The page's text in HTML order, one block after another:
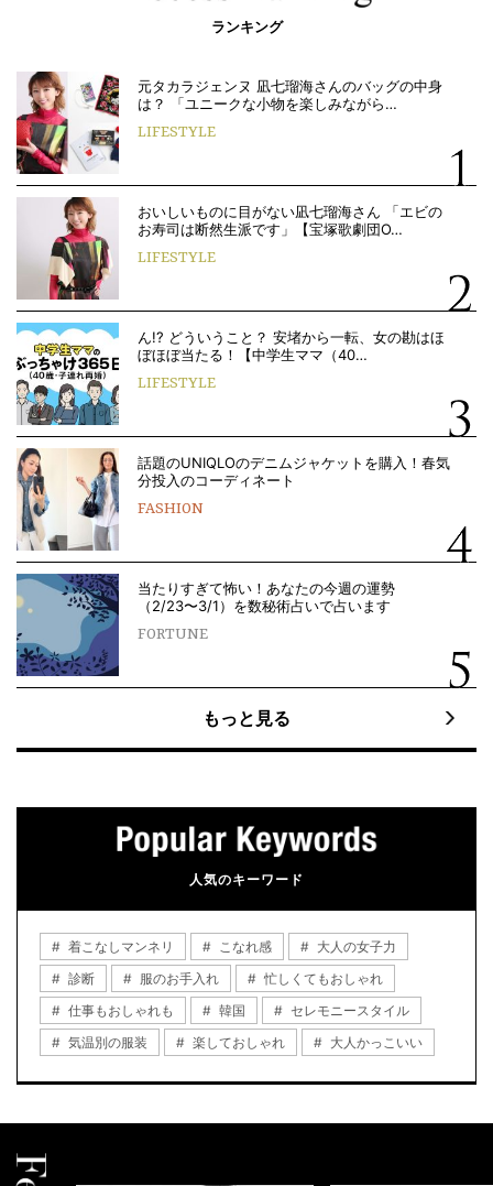
ランキング
元タカラジェンヌ 凪七瑠海さんのバッグの中身
は？ 「ユニークな小物を楽しみながら…
LIFESTYLE
おいしいものに目がない凪七瑠海さん 「エビの
お寿司は断然生派です」【宝塚歌劇団O…
LIFESTYLE
ん!? どういうこと？ 安堵から一転、女の勘はほ
ぼほぼ当たる！【中学生ママ（40…
LIFESTYLE
話題のUNIQLOのデニムジャケットを購入！春気
分投入のコーディネート
FASHION
当たりすぎて怖い！あなたの今週の運勢
（2/23〜3/1）を数秘術占いで占います
FORTUNE
もっと見る
人気のキーワード
着こなしマンネリ こなれ感
大人の女子力
診断
服のお手入れ
忙しくてもおしゃれ
仕事もおしゃれも
韓国
セレモニースタイル
気温別の服装
楽しておしゃれ 大人かっこいい